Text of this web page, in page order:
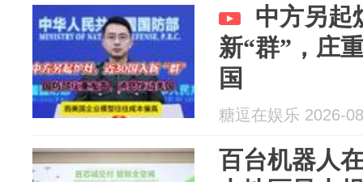
中方另起
新“群”，庄
国
糖逗在娱乐 2026-
百台机器人